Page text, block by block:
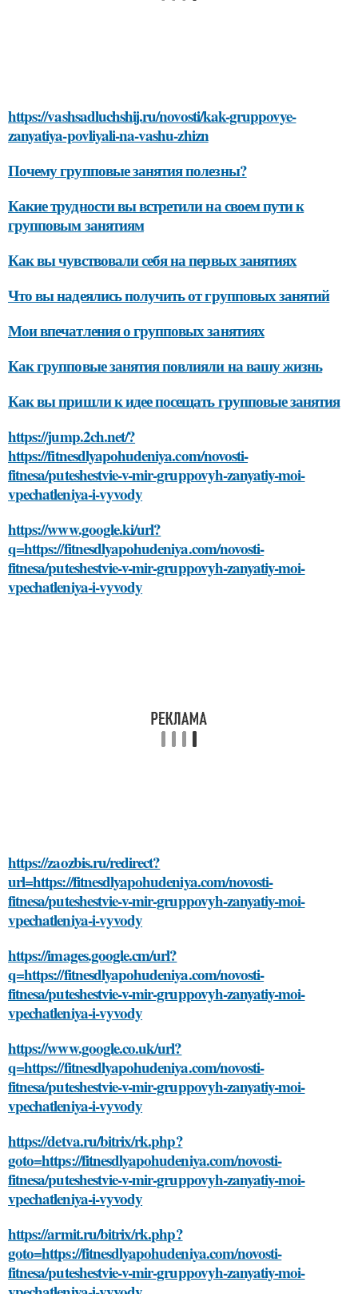
https://vashsadluchshij.ru/novosti/kak-gruppovye-
zanyatiya-povliyali-na-vashu-zhizn
Почему групповые занятия полезны?
Какие трудности вы встретили на своем пути к
групповым занятиям
Как вы чувствовали себя на первых занятиях
Что вы надеялись получить от групповых занятий
Мои впечатления о групповых занятиях
Как групповые занятия повлияли на вашу жизнь
Как вы пришли к идее посещать групповые занятия
https://jump.2ch.net/?
https://fitnesdlyapohudeniya.com/novosti-
fitnesa/puteshestvie-v-mir-gruppovyh-zanyatiy-moi-
vpechatleniya-i-vyvody
https://www.google.ki/url?
q=https://fitnesdlyapohudeniya.com/novosti-
fitnesa/puteshestvie-v-mir-gruppovyh-zanyatiy-moi-
vpechatleniya-i-vyvody
https://zaozbis.ru/redirect?
url=https://fitnesdlyapohudeniya.com/novosti-
fitnesa/puteshestvie-v-mir-gruppovyh-zanyatiy-moi-
vpechatleniya-i-vyvody
https://images.google.cm/url?
q=https://fitnesdlyapohudeniya.com/novosti-
fitnesa/puteshestvie-v-mir-gruppovyh-zanyatiy-moi-
vpechatleniya-i-vyvody
https://www.google.co.uk/url?
q=https://fitnesdlyapohudeniya.com/novosti-
fitnesa/puteshestvie-v-mir-gruppovyh-zanyatiy-moi-
vpechatleniya-i-vyvody
https://detva.ru/bitrix/rk.php?
goto=https://fitnesdlyapohudeniya.com/novosti-
fitnesa/puteshestvie-v-mir-gruppovyh-zanyatiy-moi-
vpechatleniya-i-vyvody
https://armit.ru/bitrix/rk.php?
goto=https://fitnesdlyapohudeniya.com/novosti-
fitnesa/puteshestvie-v-mir-gruppovyh-zanyatiy-moi-